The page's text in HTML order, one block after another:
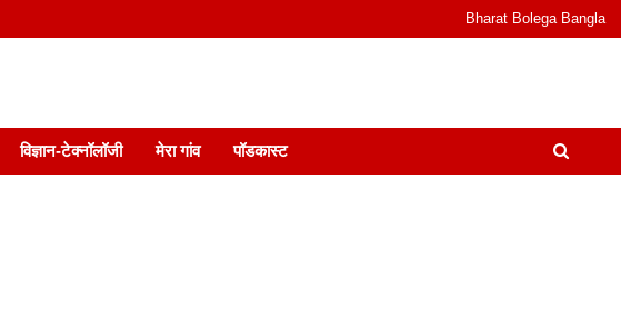
Bharat Bolega Bangla
Trends & Podcast I जानकारी भी समझदारी भी और पॉडकास्ट
विज्ञान-टेक्नॉलॉजी मेरा गांव पॉडकास्ट